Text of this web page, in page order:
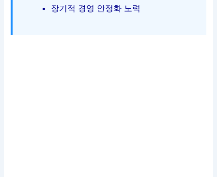
장기적 경영 안정화 노력